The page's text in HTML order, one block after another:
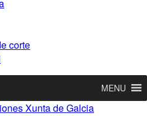
corte
MENU
Xunta de Galcia